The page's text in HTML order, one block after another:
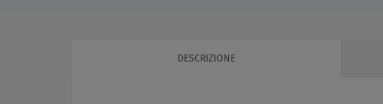
DESCRIZIONE